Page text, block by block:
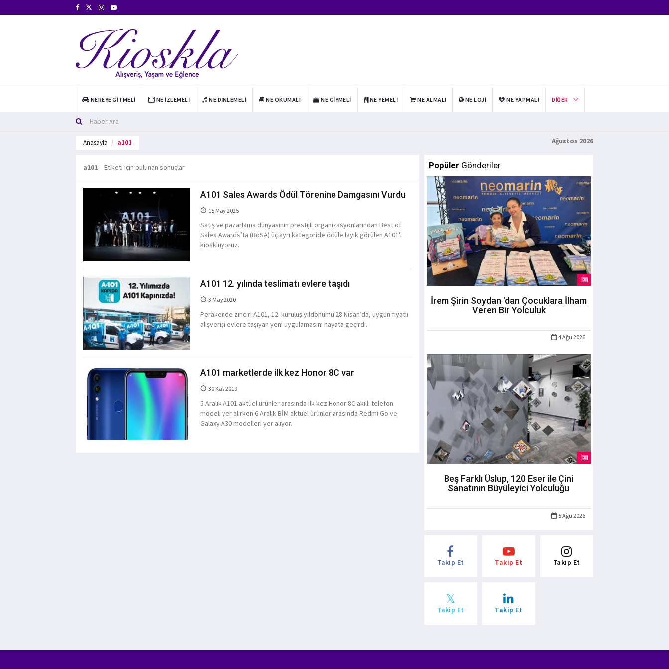
NEREYE GITMELI NE İZLEMELI NE DINLEMELI NE OKUMALI NE GIYMELI NE YEMELI NE ALMALI NE LOJI NE YAPMALI DIĞER
Anasayfa a101 Ağustos 2026
a101 Etiketi için bulunan sonuçlar
A101 Sales Awards Ödül Törenine Damgasını Vurdu
15 May 2025
Satış ve pazarlama dünyasının prestijli organizasyonlarından Best of
Sales Awards’ta (BoSA) üç ayrı kategoride ödüle layık görülen A101'i
kioskluyoruz.
A101 12. yılında teslimatı evlere taşıdı
3 May 2020
Perakende zinciri A101, 12. kuruluş yıldönümü 28 Nisan’da, uygun fiyatlı
alışverişi evlere taşıyan yeni uygulamasını hayata geçirdi.
A101 marketlerde ilk kez Honor 8C var
30 Kas 2019
5 Aralık A101 aktüel ürünler arasında ilk kez Honor 8C akıllı telefon
modeli yer alırken 6 Aralık BİM aktüel ürünler arasında Redmi Go ve
Galaxy A30 modelleri yer alıyor.
Popüler Gönderiler
İrem Şirin Soydan 'dan Çocuklara İlham
Veren Bir Yolculuk
4 Ağu 2026
Beş Farklı Üslup, 120 Eser ile Çini
Sanatının Büyüleyici Yolculuğu
5 Ağu 2026
Takip Et Takip Et Takip Et
Takip Et Takip Et